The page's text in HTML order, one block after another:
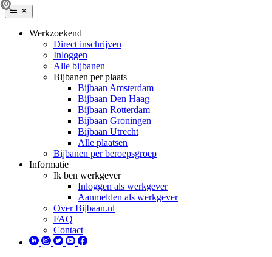
Werkzoekend
Direct inschrijven
Inloggen
Alle bijbanen
Bijbanen per plaats
Bijbaan Amsterdam
Bijbaan Den Haag
Bijbaan Rotterdam
Bijbaan Groningen
Bijbaan Utrecht
Alle plaatsen
Bijbanen per beroepsgroep
Informatie
Ik ben werkgever
Inloggen als werkgever
Aanmelden als werkgever
Over Bijbaan.nl
FAQ
Contact